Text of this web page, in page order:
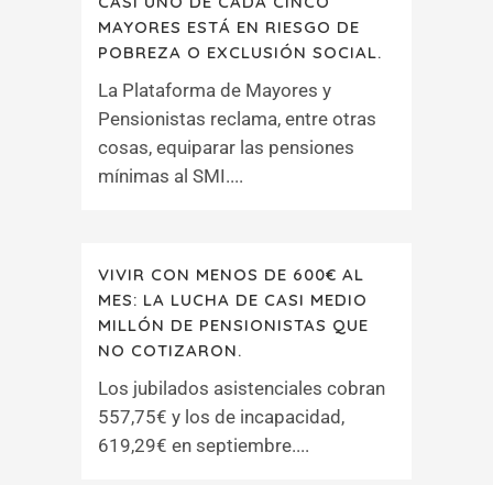
MAYORES ESTÁ EN RIESGO DE
POBREZA O EXCLUSIÓN SOCIAL.
La Plataforma de Mayores y
Pensionistas reclama, entre otras
cosas, equiparar las pensiones
mínimas al SMI....
VIVIR CON MENOS DE 600€ AL
MES: LA LUCHA DE CASI MEDIO
MILLÓN DE PENSIONISTAS QUE
NO COTIZARON.
Los jubilados asistenciales cobran
557,75€ y los de incapacidad,
619,29€ en septiembre....